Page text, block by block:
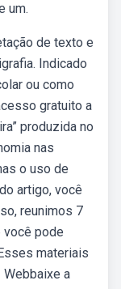
um.
de texto e
Indicado
ou como
gratuito a
produzida no
nas
o uso de
artigo, você
reunimos 7
pode
materiais
Webbaixe a